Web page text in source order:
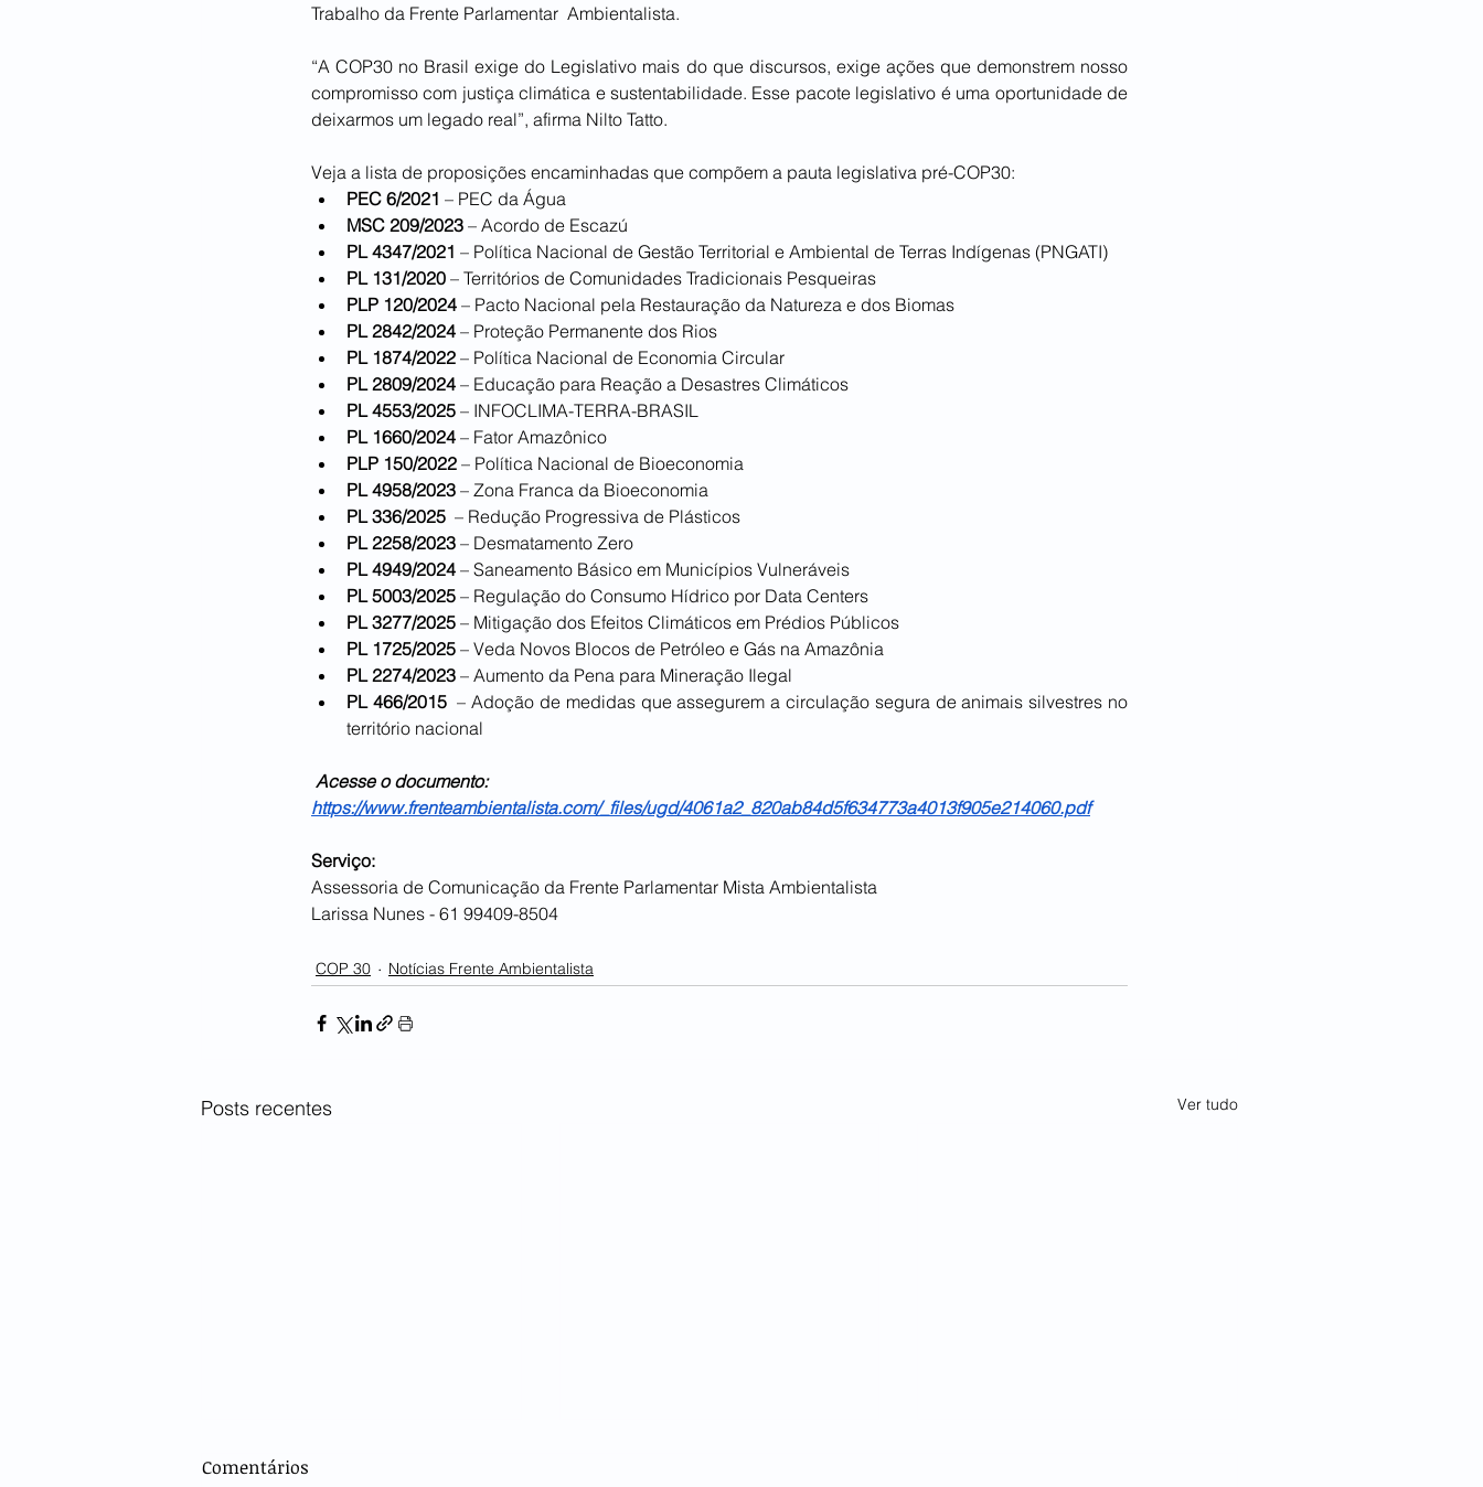
Trabalho da Frente Parlamentar  Ambientalista.
“A COP30 no Brasil exige do Legislativo mais do que discursos, exige ações que demonstrem nosso
compromisso com justiça climática e sustentabilidade. Esse pacote legislativo é uma oportunidade de
deixarmos um legado real”, afirma Nilto Tatto.
Veja a lista de proposições encaminhadas que compõem a pauta legislativa pré-COP30:
PEC 6/2021 – PEC da Água
MSC 209/2023 – Acordo de Escazú
PL 4347/2021 – Política Nacional de Gestão Territorial e Ambiental de Terras Indígenas (PNGATI)
PL 131/2020 – Territórios de Comunidades Tradicionais Pesqueiras
PLP 120/2024 – Pacto Nacional pela Restauração da Natureza e dos Biomas
PL 2842/2024 – Proteção Permanente dos Rios
PL 1874/2022 – Política Nacional de Economia Circular
PL 2809/2024 – Educação para Reação a Desastres Climáticos
PL 4553/2025 – INFOCLIMA-TERRA-BRASIL
PL 1660/2024 – Fator Amazônico
PLP 150/2022 – Política Nacional de Bioeconomia
PL 4958/2023 – Zona Franca da Bioeconomia
PL 336/2025
  – Redução Progressiva de Plásticos
PL 2258/2023 – Desmatamento Zero
PL 4949/2024 – Saneamento Básico em Municípios Vulneráveis
PL 5003/2025 – Regulação do Consumo Hídrico por Data Centers
PL 3277/2025 – Mitigação dos Efeitos Climáticos em Prédios Públicos
PL 1725/2025 – Veda Novos Blocos de Petróleo e Gás na Amazônia
PL 2274/2023 – Aumento da Pena para Mineração Ilegal
PL 466/2015
  – Adoção de medidas que assegurem a circulação segura de animais silvestres no
território nacional
Acesse o documento:
https://www.frenteambientalista.com/_files/ugd/4061a2_820ab84d5f634773a4013f905e214060.pdf
Serviço:
Assessoria de Comunicação da Frente Parlamentar Mista Ambientalista
Larissa Nunes - 61 99409-8504
COP 30 Notícias Frente Ambientalista
Posts recentes Ver tudo
Comentários